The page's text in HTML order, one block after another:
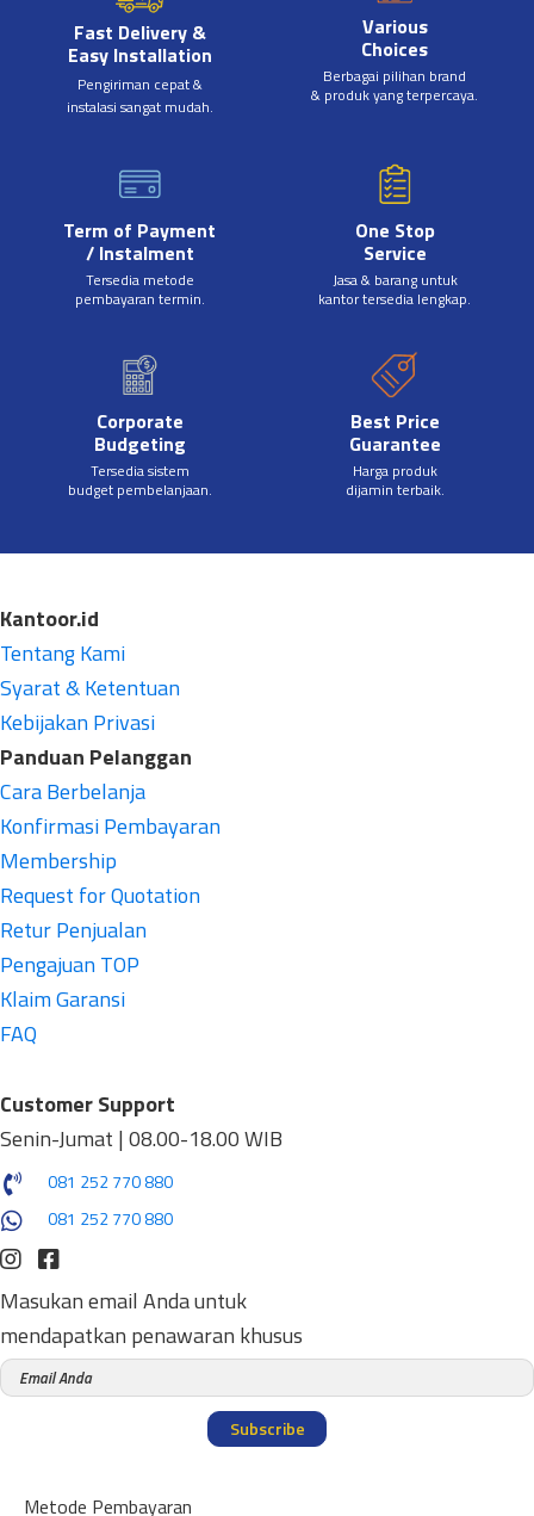
Fast Delivery &
Easy Installation
Pengiriman cepat &
instalasi sangat mudah.
Various
Choices
Berbagai pilihan brand
& produk yang terpercaya.
Term of Payment
/ Instalment
Tersedia metode
pembayaran termin.
One Stop
Service
Jasa & barang untuk
kantor tersedia lengkap.
Corporate
Budgeting
Tersedia sistem
budget pembelanjaan.
Best Price
Guarantee
Harga produk
dijamin terbaik.
Kantoor.id
Tentang Kami
Syarat & Ketentuan
Kebijakan Privasi
Panduan Pelanggan
Cara Berbelanja
Konfirmasi Pembayaran
Membership
Request for Quotation
Retur Penjualan
Pengajuan TOP
Klaim Garansi
FAQ
Customer Support
Senin-Jumat | 08.00-18.00 WIB
081 252 770 880
081 252 770 880
Masukan email Anda untuk
mendapatkan penawaran khusus
Subscribe